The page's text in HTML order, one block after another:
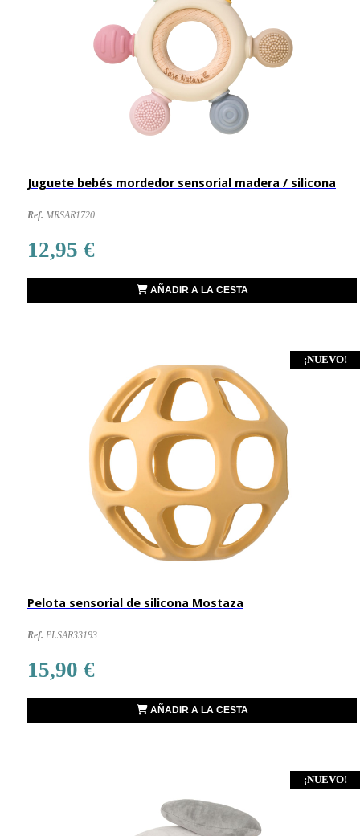
Juguete bebés mordedor sensorial madera / silicona
Ref. MRSAR1720
12,95 €
AÑADIR A LA CESTA
¡NUEVO!
Pelota sensorial de silicona Mostaza
Ref. PLSAR33193
15,90 €
AÑADIR A LA CESTA
¡NUEVO!